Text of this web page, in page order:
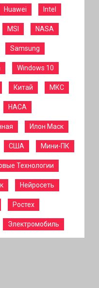
Huawei Intel
MSI NASA
Samsung
Windows 10
Китай МКС
НАСА
Илон Маск
США Мини-ПК
Технологии
Нейросеть
Ростех
Электромобиль